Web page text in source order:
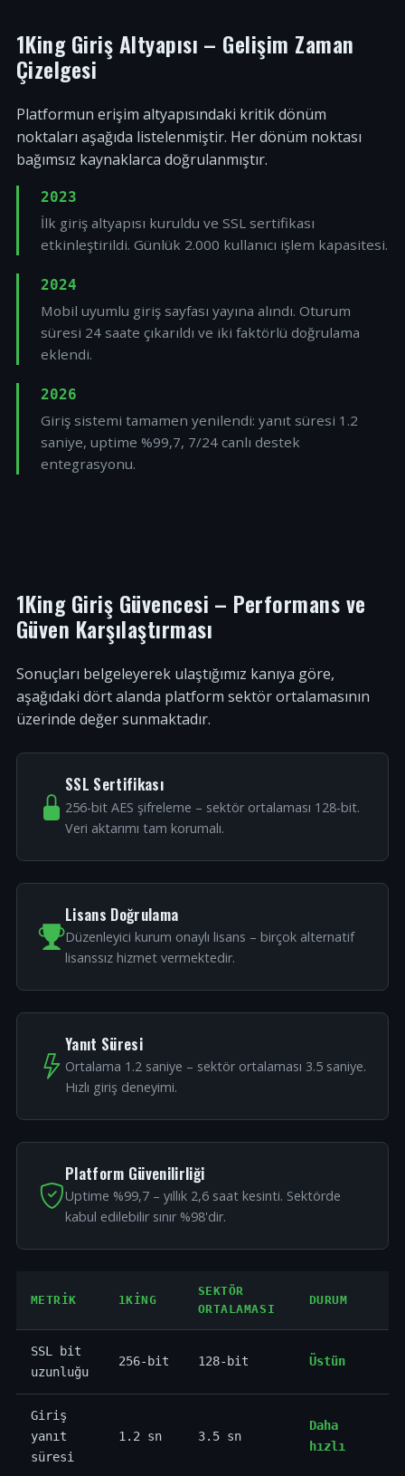
1King Giriş Altyapısı – Gelişim Zaman
Çizelgesi
Platformun erişim altyapısındaki kritik dönüm
noktaları aşağıda listelenmiştir. Her dönüm noktası
bağımsız kaynaklarca doğrulanmıştır.
2023
İlk giriş altyapısı kuruldu ve SSL sertifikası
etkinleştirildi. Günlük 2.000 kullanıcı işlem kapasitesi.
2024
Mobil uyumlu giriş sayfası yayına alındı. Oturum
süresi 24 saate çıkarıldı ve iki faktörlü doğrulama
eklendi.
2026
Giriş sistemi tamamen yenilendi: yanıt süresi 1.2
saniye, uptime %99,7, 7/24 canlı destek
entegrasyonu.
1King Giriş Güvencesi – Performans ve
Güven Karşılaştırması
Sonuçları belgeleyerek ulaştığımız kanıya göre,
aşağıdaki dört alanda platform sektör ortalamasının
üzerinde değer sunmaktadır.
SSL Sertifikası
256-bit AES şifreleme – sektör ortalaması 128-bit.
Veri aktarımı tam korumalı.
Lisans Doğrulama
Düzenleyici kurum onaylı lisans – birçok alternatif
lisanssız hizmet vermektedir.
Yanıt Süresi
Ortalama 1.2 saniye – sektör ortalaması 3.5 saniye.
Hızlı giriş deneyimi.
Platform Güvenilirliği
Uptime %99,7 – yıllık 2,6 saat kesinti. Sektörde
kabul edilebilir sınır %98'dir.
METRIK 1KING
SEKTÖR
ORTALAMASI
DURUM
SSL bit
uzunluğu
256-bit 128-bit Üstün
Giriş
yanıt
süresi
1.2 sn 3.5 sn
Daha
hızlı